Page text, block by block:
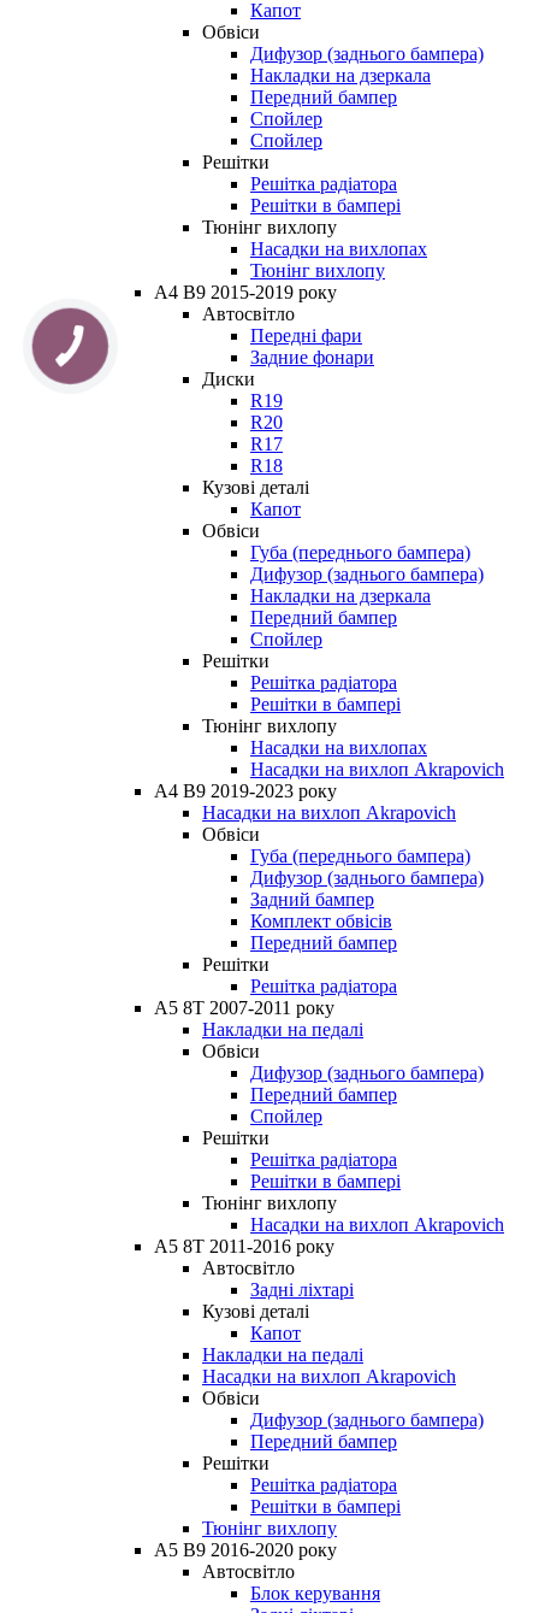
Капот
Обвіси
Дифузор (заднього бампера)
Накладки на дзеркала
Передний бампер
Спойлер
Спойлер
Решітки
Решітка радіатора
Решітки в бампері
Тюнінг вихлопу
Насадки на вихлопах
Тюнінг вихлопу
A4 B9 2015-2019 року
Автосвітло
Передні фари
Задние фонари
Диски
R19
R20
R17
R18
Кузові деталі
Капот
Обвіси
Губа (переднього бампера)
Дифузор (заднього бампера)
Накладки на дзеркала
Передний бампер
Спойлер
Решітки
Решітка радіатора
Решітки в бампері
Тюнінг вихлопу
Насадки на вихлопах
Насадки на вихлоп Akrapovich
A4 B9 2019-2023 року
Насадки на вихлоп Akrapovich
Обвіси
Губа (переднього бампера)
Дифузор (заднього бампера)
Задний бампер
Комплект обвісів
Передний бампер
Решітки
Решітка радіатора
A5 8T 2007-2011 року
Накладки на педалі
Обвіси
Дифузор (заднього бампера)
Передний бампер
Спойлер
Решітки
Решітка радіатора
Решітки в бампері
Тюнінг вихлопу
Насадки на вихлоп Akrapovich
A5 8T 2011-2016 року
Автосвітло
Задні ліхтарі
Кузові деталі
Капот
Накладки на педалі
Насадки на вихлоп Akrapovich
Обвіси
Дифузор (заднього бампера)
Передний бампер
Решітки
Решітка радіатора
Решітки в бампері
Тюнінг вихлопу
A5 B9 2016-2020 року
Автосвітло
Блок керування